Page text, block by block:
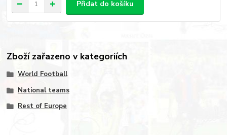
Přidat do košíku
Zboží zařazeno v kategoriích
World Football
National teams
Rest of Europe